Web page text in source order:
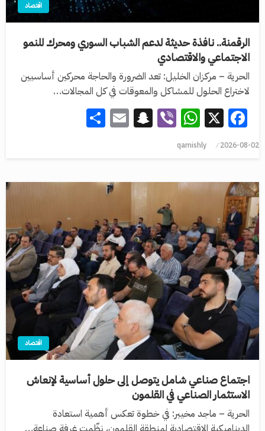
اقتصاد
الرقمنة.. نافذة حديثة لدعم الشباب السوري ومحرك للنمو
الاجتماعي والاقتصادي
الحرية – مركزان الخليل: تعد الضرورة والحاجة محركين أساسيين
لاختراع الحلول للمشاكل والمعوقات في كل المجالات…
Facebook
X
WhatsApp
Viber
Snapchat
Email
2026-08-02
qamishly
اقتصاد
اجتماع صناعي شامل يتوصل إلى حلول أساسية لإنعاش
الاستثمار الصناعي في القلمون
الحرية – ماجد مخيبر: في خطوة تعكس أهمية استعادة